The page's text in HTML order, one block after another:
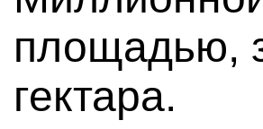
площадью,
гектара.